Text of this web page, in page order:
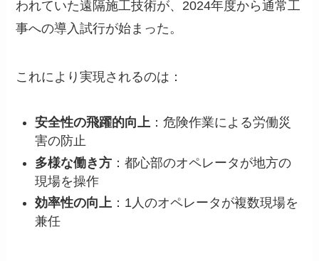
われていた遠隔施工技術が、2024年度から通常工
事への導入試行が始まった。
これにより実現されるのは：
安全性の飛躍的向上 ：危険作業による労働災
害の防止
多様な働き方 ：都心部のオペレータが地方の
現場を操作
効率性の向上 ：1人のオペレータが複数現場を
兼任